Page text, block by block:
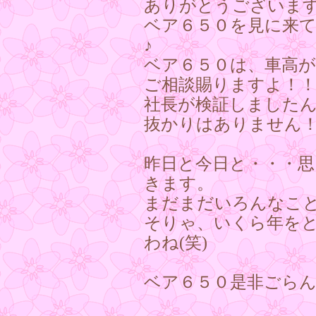
ありがとうございま
ベア６５０を見に来
♪
ベア６５０は、車高
ご相談賜りますよ！
社長が検証しました
抜かりはありません
昨日と今日と・・・
きます。
まだまだいろんなこ
そりゃ、いくら年を
わね(笑)
ベア６５０是非ごら